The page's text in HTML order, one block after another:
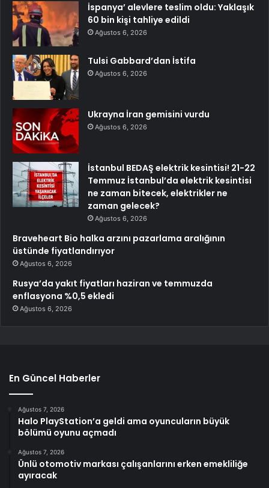
İspanya’ alevlere teslim oldu: Yaklaşık
60 bin kişi tahliye edildi
Ağustos 6, 2026
Tulsi Gabbard’dan İstifa
Ağustos 6, 2026
Ukrayna İran gemisini vurdu
Ağustos 6, 2026
İstanbul BEDAŞ elektrik kesintisi! 21-22
Temmuz İstanbul’da elektrik kesintisi
ne zaman bitecek, elektrikler ne
zaman gelecek?
Ağustos 6, 2026
Braveheart Bio halka arzını pazarlama aralığının
üstünde fiyatlandırıyor
Ağustos 6, 2026
Rusya’da yakıt fiyatları haziran ve temmuzda
enflasyona %0,5 ekledi
Ağustos 6, 2026
En Güncel Haberler
Ağustos 7, 2026
Halo PlayStation’a geldi ama oyuncuların büyük
bölümü oyunu açmadı
Ağustos 7, 2026
Ünlü otomotiv markası çalışanlarını erken emekliliğe
ayıracak